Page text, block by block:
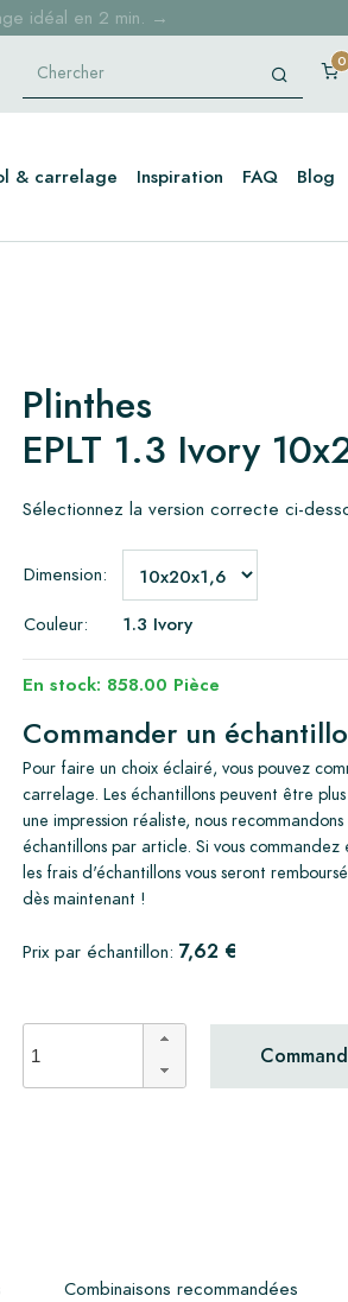
idéal en 2 min. →
& carrelage Inspiration FAQ Blog
Plinthes
EPLT 1.3 Ivory
Sélectionnez la version correcte ci-
Dimension:
Couleur:
1.3 Ivory
En stock: 858.00 Pièce
Commander un
Pour faire un choix éclairé, vous pouvez
carrelage. Les échantillons peuvent être
une impression réaliste, nous
échantillons par article. Si vous commandez
les frais d'échantillons vous seront
dès maintenant !
Prix par échantillon: 7,62 €
Combinaisons recommandées